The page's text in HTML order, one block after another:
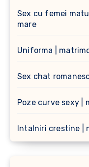
Sex cu femei
mare
Uniforma |
Sex chat
Poze curve sexy |
Intalniri crestine |